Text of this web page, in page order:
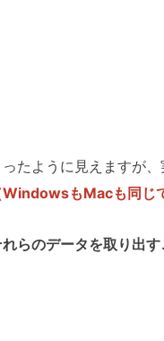
たように見えますが、
もMacも同じ
らのデータを取り出す